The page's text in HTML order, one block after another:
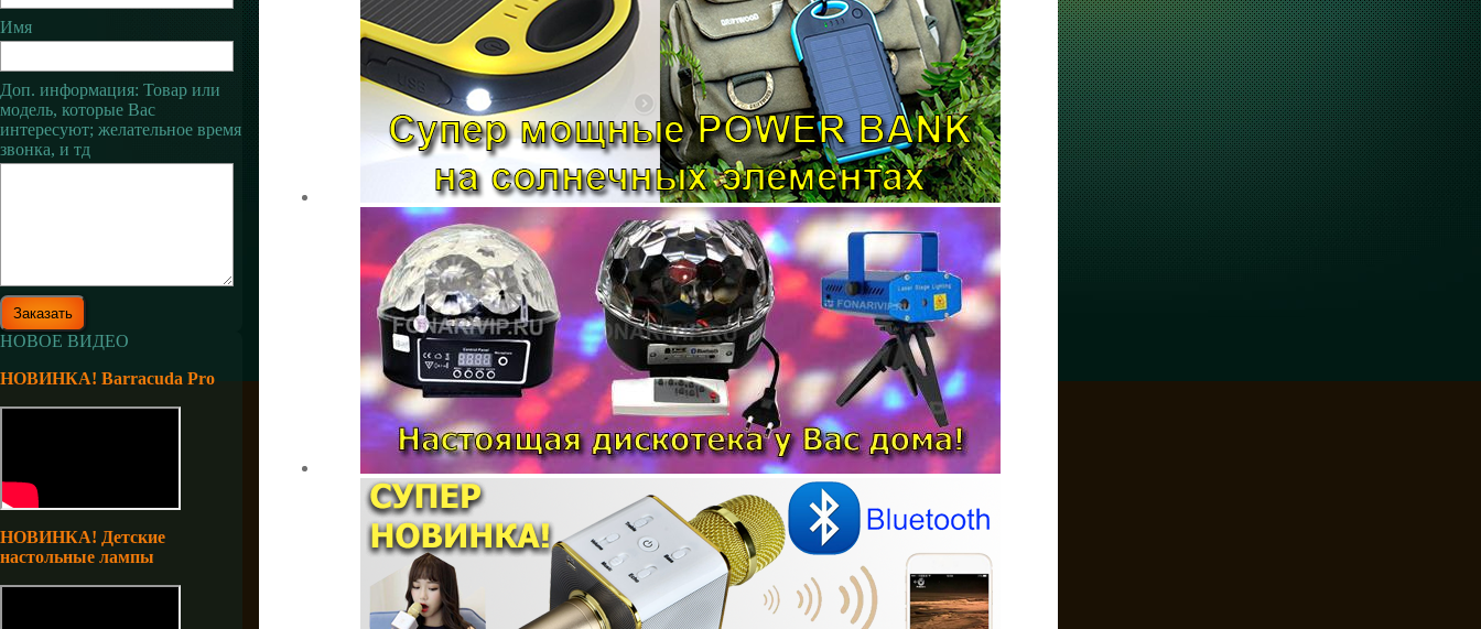
Имя
Доп. информация: Товар или
модель, которые Вас
интересуют; желательное время
звонка, и тд
НОВОЕ ВИДЕО
НОВИНКА! Barracuda Pro
НОВИНКА! Детские
настольные лампы